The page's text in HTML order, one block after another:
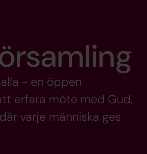
- en öppen
erfara möte med Gud,
varje människa ges